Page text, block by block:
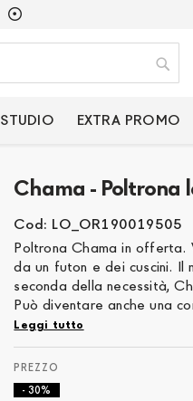
Cerca
STUDIO EXTRA PROMO
Chama - Poltrona
Cod: LO_OR190019505
Poltrona Chama in offerta.
da un futon e dei cuscini.
seconda della necessità,
Può diventare anche una
Leggi tutto
- 30%